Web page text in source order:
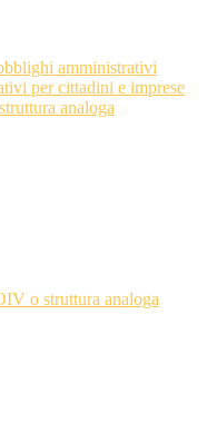
amministrativi
per cittadini e imprese
analoga
o struttura analoga